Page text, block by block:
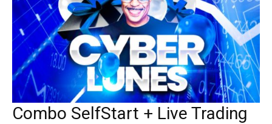
Combo SelfStart + Live Trading